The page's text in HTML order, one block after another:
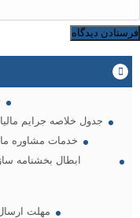
جدول خلاصه جرایم
خدمات مشاوره
ابطال بخشنامه
مهلت ارسال